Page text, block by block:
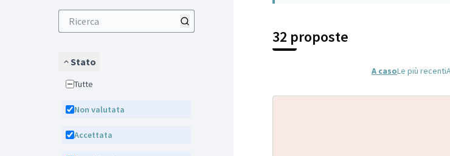
Stato
Tutte
Non valutata
Accettata
32 proposte
A casoLe più recenti